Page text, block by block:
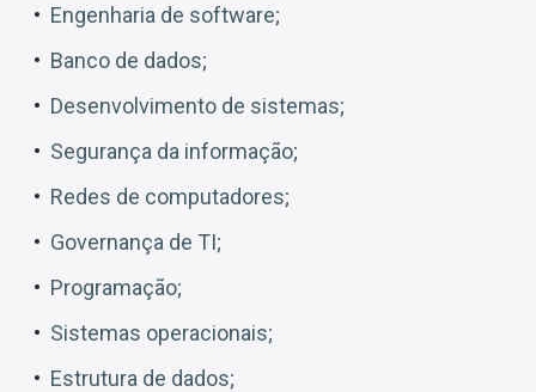
Engenharia de software;
Banco de dados;
Desenvolvimento de sistemas;
Segurança da informação;
Redes de computadores;
Governança de TI;
Programação;
Sistemas operacionais;
Estrutura de dados;